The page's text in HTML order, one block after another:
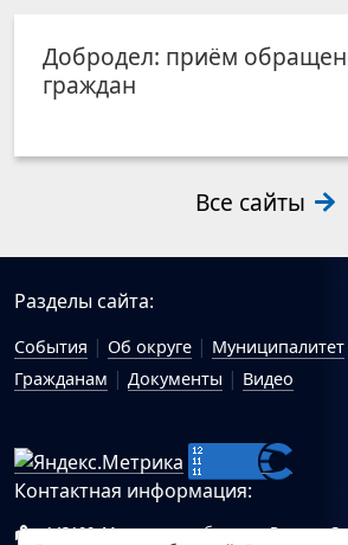
Добродел: приём
граждан
Все сайты
Разделы сайта:
События Об округе Муниципалитет
Гражданам
Документы Видео
Контактная информация:
143100, Московская область, г.Руза,